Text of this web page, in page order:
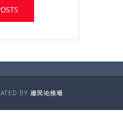
BY 建民论推墙